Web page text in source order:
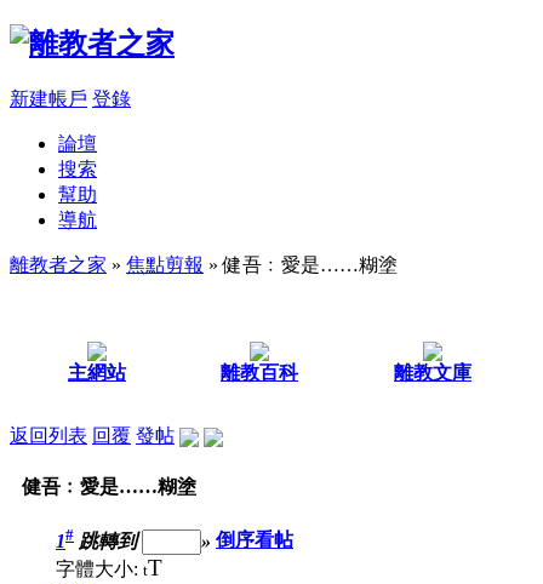
新建帳戶 登錄
論壇
搜索
幫助
導航
離教者之家 » 焦點剪報 » 健吾﹕愛是……糊塗
主網站 離教百科 離教文庫
返回列表 回覆 發帖
健吾﹕愛是……糊塗
1# 跳轉到 » 倒序看帖
字體大小: tT